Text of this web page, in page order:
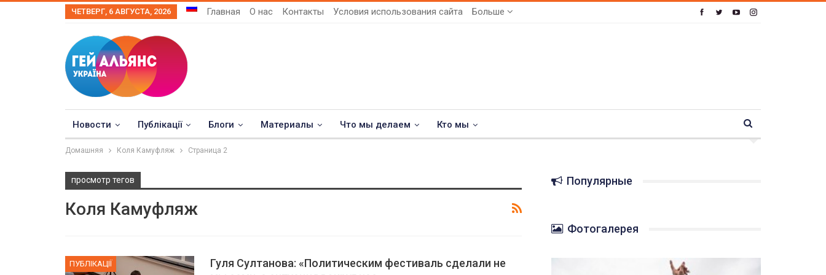
ЧЕТВЕРГ, 6 АВГУСТА, 2026 Главная О нас Контакты Условия использования сайта Больше
Новости Публікації Блоги Материалы Что мы делаем Кто мы
Домашняя Коля Камуфляж Страница 2
просмотр тегов
Коля Камуфляж
ПУБЛІКАЦІЇ
Гуля Султанова: «Политическим фестиваль сделали не
Популярные
Фотогалерея